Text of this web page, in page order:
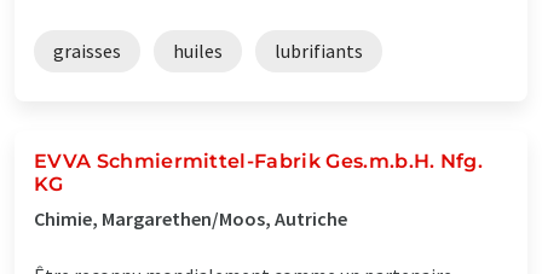
graisses huiles lubrifiants
EVVA Schmiermittel-Fabrik Ges.m.b.H. Nfg.
KG
Chimie, Margarethen/Moos, Autriche